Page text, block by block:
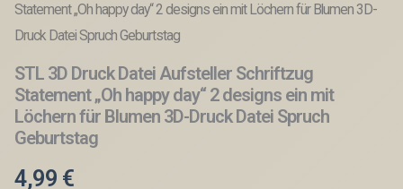
Statement „Oh happy day“ 2 designs ein mit Löchern für Blumen 3D-
Druck Datei Spruch Geburtstag
STL 3D Druck Datei Aufsteller Schriftzug
Statement „Oh happy day“ 2 designs ein mit
Löchern für Blumen 3D-Druck Datei Spruch
Geburtstag
4,99 €